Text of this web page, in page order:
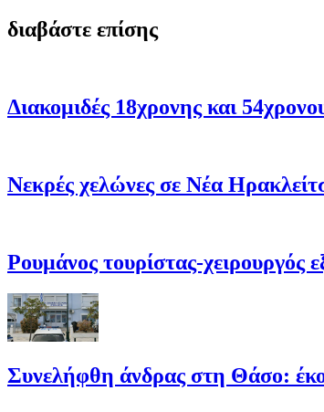
διαβάστε επίσης
Διακομιδές 18χρονης και
Νεκρές χελώνες σε Νέα
Ρουμάνος τουρίστας-χειρουργός
Συνελήφθη άνδρας στη Θάσο: